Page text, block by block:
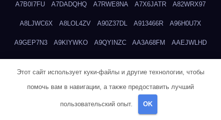
A7B0I7FU A7DADQHQ A7RWE8NA A7X6JATR A82WRX97
A8LJWC6X A8LOL4ZV A90Z37DL A913466R A96H0U7X
A9GEP7N3 A9KIYWKO A9QYINZC AA3A68FM AAEJWLHD
ADMVWTS8 ADOE3V3Y
Этот сайт использует куки-файлы и другие технологии, чтобы
помочь вам в навигации, а также предоставить лучший
пользовательский опыт. OK